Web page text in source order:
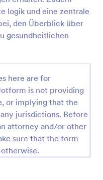
logik und eine zentrale
den Überblick über
gesundheitlichen
here are for
is not providing
or implying that the
jurisdictions. Before
attorney and/or other
sure that the form
Teilnahme am
für
mit dieser
von